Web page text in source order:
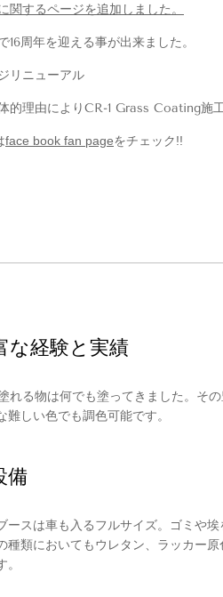
関するページを追加しました。
16周年を迎える事が出来ました。
リニューアル
的理由によりCR-1 Grass Coating施
face book fan pageをチェック!!
な経験と実績
れる物は何でも塗ってきました。そ
しい色でも調色可能です。
備
ースは車も入るフルサイズ。ゴミや
種類においてもウレタン、ラッカー